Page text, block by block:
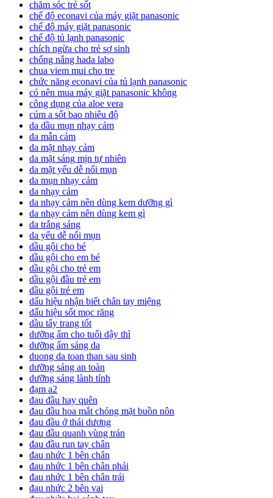
chăm sóc trẻ sốt
chế độ econavi của máy giặt panasonic
chế độ máy giặt panasonic
chế độ tủ lạnh panasonic
chích ngừa cho trẻ sơ sinh
chống nắng hada labo
chua viem mui cho tre
chức năng econavi của tủ lạnh panasonic
có nên mua máy giặt panasonic không
công dụng của aloe vera
cúm a sốt bao nhiêu độ
da dầu mụn nhạy cảm
da mẫn cảm
da mặt nhạy cảm
da mặt sáng mịn tự nhiên
da mặt yếu dễ nổi mụn
da mụn nhạy cảm
da nhạy cảm
da nhạy cảm nên dùng kem dưỡng gì
da nhạy cảm nên dùng kem gì
da trắng sáng
da yếu dễ nổi mụn
dầu gội cho bé
dầu gội cho em bé
dầu gội cho trẻ em
dầu gội đầu trẻ em
dầu gội trẻ em
dấu hiệu nhận biết chân tay miệng
dấu hiệu sốt mọc răng
dầu tẩy trang tốt
dưỡng ẩm cho tuổi dậy thì
dưỡng ẩm sáng da
duong da toan than sau sinh
dưỡng sáng an toàn
dưỡng sáng lành tính
đạm a2
đau đầu hay quên
đau đầu hoa mắt chóng mặt buồn nôn
đau đầu ở thái dương
đau đầu quanh vùng trán
đau đầu run tay chân
đau nhức 1 bên chân
đau nhức 1 bên chân phải
đau nhức 1 bên chân trái
đau nhức 2 bên vai